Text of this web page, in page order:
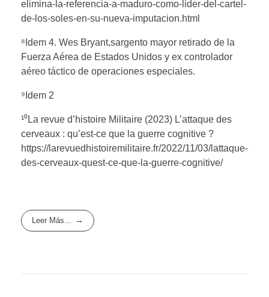
elimina-la-referencia-a-maduro-como-lider-del-cartel-
de-los-soles-en-su-nueva-imputacion.html
⁸Idem 4. Wes Bryant,sargento mayor retirado de la
Fuerza Aérea de Estados Unidos y ex controlador
aéreo táctico de operaciones especiales.
⁹Idem 2
¹⁰La revue d’histoire Militaire (2023) L’attaque des
cerveaux : qu’est-ce que la guerre cognitive ?
https://larevuedhistoiremilitaire.fr/2022/11/03/lattaque-
des-cerveaux-quest-ce-que-la-guerre-cognitive/
Leer Más...